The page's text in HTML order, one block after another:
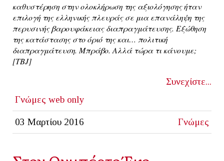
καθυστέρηση στην ολοκλήρωση της αξιολόγησης ήταν
επιλογή της ελληνικής πλευράς σε μια επανάληψη της
περυσινής βαρουφάκειας διαπραγμάτευσης. Εξώθηση
της κατάστασης στο όριό της και… πολιτική
διαπραγμάτευση. Μπράβο. Αλλά τώρα τι κάνουμε;
[ΤΒJ]
Συνεχίστε...
Γνώμες web only
03 Μαρτίου 2016 Γνώμες